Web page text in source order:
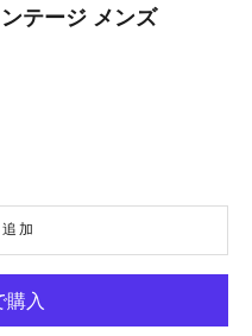
テージ メンズ
加